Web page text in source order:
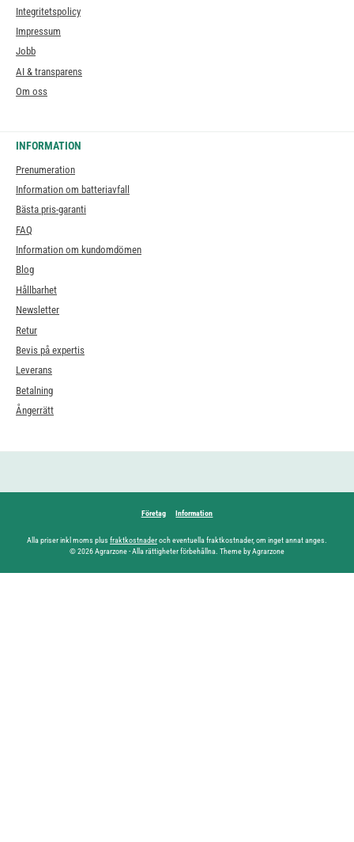
Integritetspolicy
Impressum
Jobb
AI & transparens
Om oss
INFORMATION
Prenumeration
Information om batteriavfall
Bästa pris-garanti
FAQ
Information om kundomdömen
Blog
Hållbarhet
Newsletter
Retur
Bevis på expertis
Leverans
Betalning
Ångerrätt
Företag Information
Alla priser inkl moms plus fraktkostnaderoch eventuella fraktkostnader, om inget annat anges.
© 2026 Agrarzone - Alla rättigheter förbehållna. Theme by Agrarzone